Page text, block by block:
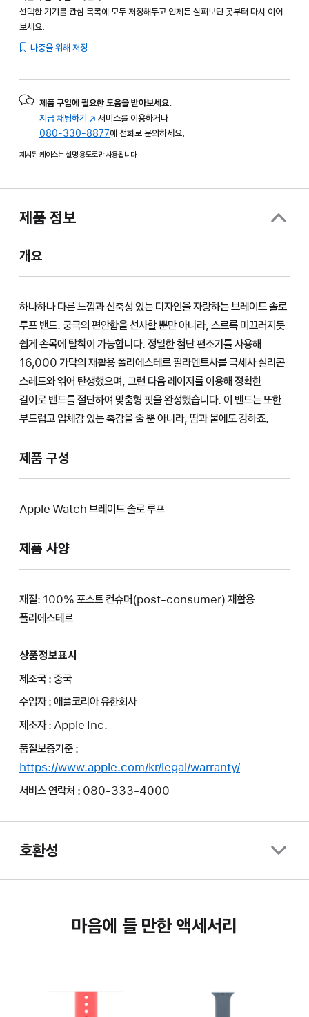
선택한 기기를 관심 목록에 모두 저장해두고 언제든 살펴보던 곳부터 다시 이어
보세요.
나중을 위해 저장
제품 구입에 필요한 도움을 받아보세요.
지금 채팅하기 (새
창에서
열림)
서비스를 이용하거나
080-330-8877에 전화로 문의하세요.
제시된 케이스는 설명 용도로만 사용됩니다.
제품 정보
개요
하나하나 다른 느낌과 신축성 있는 디자인을 자랑하는 브레이드 솔로
루프 밴드. 궁극의 편안함을 선사할 뿐만 아니라, 스르륵 미끄러지듯
쉽게 손목에 탈착이 가능합니다. 정밀한 첨단 편조기를 사용해
16,000 가닥의 재활용 폴리에스테르 필라멘트사를 극세사 실리콘
스레드와 엮어 탄생했으며, 그런 다음 레이저를 이용해 정확한
길이로 밴드를 절단하여 맞춤형 핏을 완성했습니다. 이 밴드는 또한
부드럽고 입체감 있는 촉감을 줄 뿐 아니라, 땀과 물에도 강하죠.
제품 구성
Apple Watch 브레이드 솔로 루프
제품 사양
재질: 100% 포스트 컨슈머(post-consumer) 재활용
폴리에스테르
상품정보표시
제조국 : 중국
수입자 : 애플코리아 유한회사
제조자 : Apple Inc.
품질보증기준 :
https://www.apple.com/kr/legal/warranty/
서비스 연락처 : 080-333-4000
호환성
마음에 들 만한 액세서리